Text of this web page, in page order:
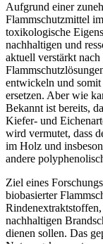
Aufgrund einer
Flammschutzmittel
toxikologische
nachhaltigen und
aktuell verstärkt
entwickeln und
ersetzen. Aber wie
Bekannt ist bereits,
Kiefer- und
wird vermutet, dass
im Holz und
andere
Ziel eines
biobasierter
nachhaltigen
dienen sollen. Das